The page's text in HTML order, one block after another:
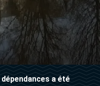
a été